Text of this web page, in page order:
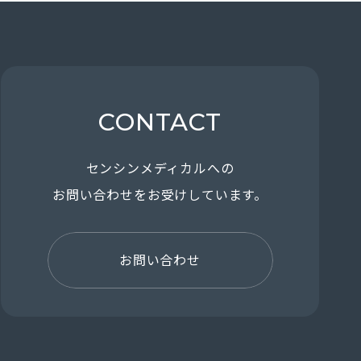
CONTACT
センシンメディカルへの
お問い合わせをお受けしています。
お問い合わせ